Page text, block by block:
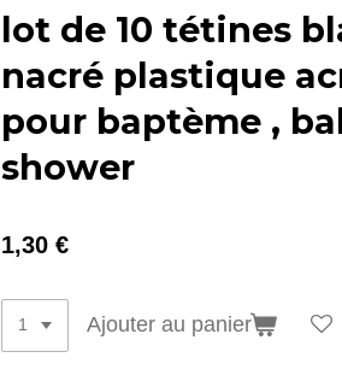
lot de 10 tétines
nacré plastique
pour baptème ,
shower
1,30 €
Ajouter au panier